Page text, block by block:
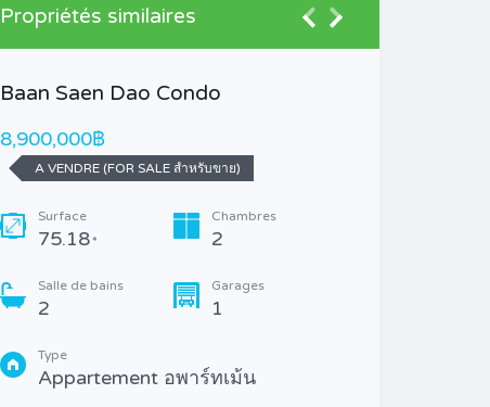
Propriétés similaires
Baan Saen Dao Condo
8,900,000฿
A VENDRE (FOR SALE สำหรับขาย)
Surface
75.18 *
Chambres
2
Salle de bains
2
Garages
1
Type
Appartement อพาร์ทเม้น